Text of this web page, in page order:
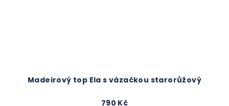
Madeirový top Ela s vázačkou starorůžový
790 Kč